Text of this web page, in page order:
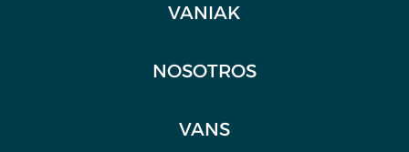
VANIAK
NOSOTROS
VANS